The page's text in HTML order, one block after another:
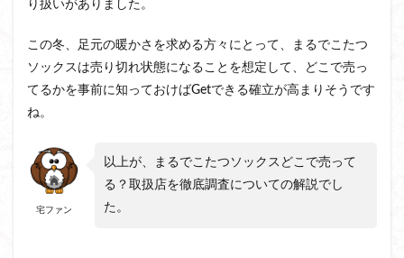
り扱いがありました。
この冬、足元の暖かさを求める方々にとって、まるでこたつ
ソックスは売り切れ状態になることを想定して、どこで売っ
てるかを事前に知っておけばGetできる確立が高まりそうです
ね。
宅ファン
以上が、まるでこたつソックスどこで売って
る？取扱店を徹底調査についての解説でし
た。